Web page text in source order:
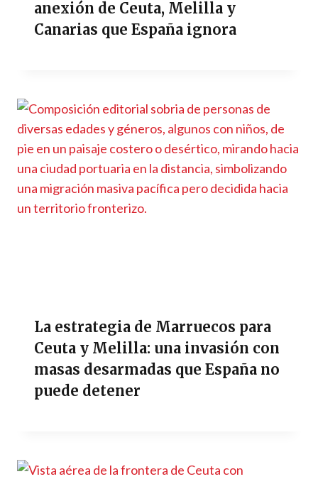
anexión de Ceuta, Melilla y
Canarias que España ignora
La estrategia de Marruecos para
Ceuta y Melilla: una invasión con
masas desarmadas que España no
puede detener